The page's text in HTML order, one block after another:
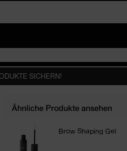
€*: MINI LIGHT
SICHERN!
Ähnliche Produkte ansehen
Brow Shaping Gel